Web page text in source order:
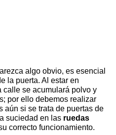
algo obvio, es esencial
la puerta. Al estar en
calle se acumulará polvo y
por ello debemos realizar
aún si se trata de puertas de
suciedad en las ruedas
correcto funcionamiento.